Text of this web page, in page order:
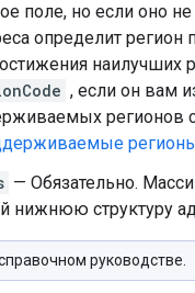
поле, но если оно не
определит регион
наилучших
, если он вам
регионов
— Обязательно.
нижнюю структуру
руководстве.